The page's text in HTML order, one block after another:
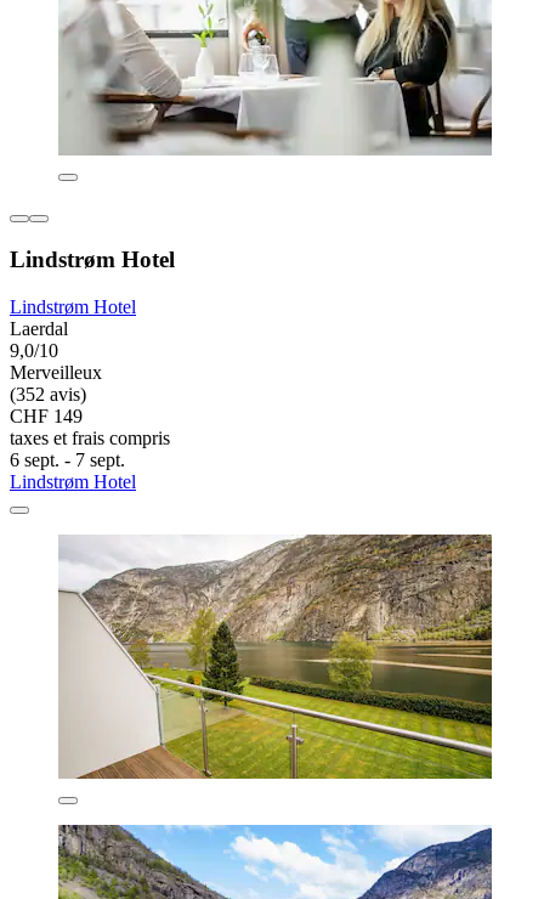
Lindstrøm Hotel
Lindstrøm Hotel
Laerdal
9,0/10
Merveilleux
(352 avis)
CHF 149
taxes et frais compris
6 sept. - 7 sept.
Lindstrøm Hotel